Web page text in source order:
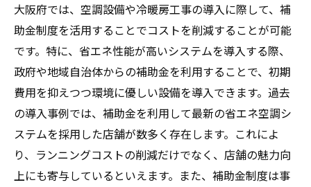
大阪府では、空調設備や冷暖房工事の導入に際して、補
助金制度を活用することでコストを削減することが可能
です。特に、省エネ性能が高いシステムを導入する際、
政府や地域自治体からの補助金を利用することで、初期
費用を抑えつつ環境に優しい設備を導入できます。過去
の導入事例では、補助金を利用して最新の省エネ空調シ
ステムを採用した店舗が数多く存在します。これによ
り、ランニングコストの削減だけでなく、店舗の魅力向
上にも寄与しているといえます。また、補助金制度は事